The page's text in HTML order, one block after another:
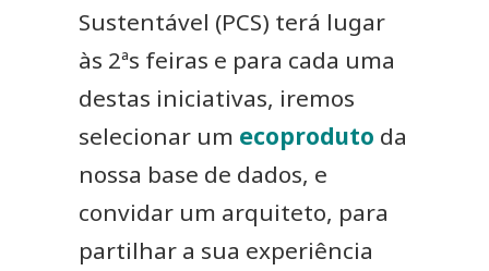
Sustentável (PCS) terá lugar
às 2ªs feiras e para cada uma
destas iniciativas, iremos
selecionar um ecoproduto da
nossa base de dados, e
convidar um arquiteto, para
partilhar a sua experiência